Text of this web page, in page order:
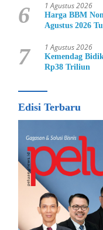
6 1 Agustus 2026
Harga BBM
Agustus 2026
7 1 Agustus 2026
Kemendag
Rp38 Triliun
Edisi Terbaru